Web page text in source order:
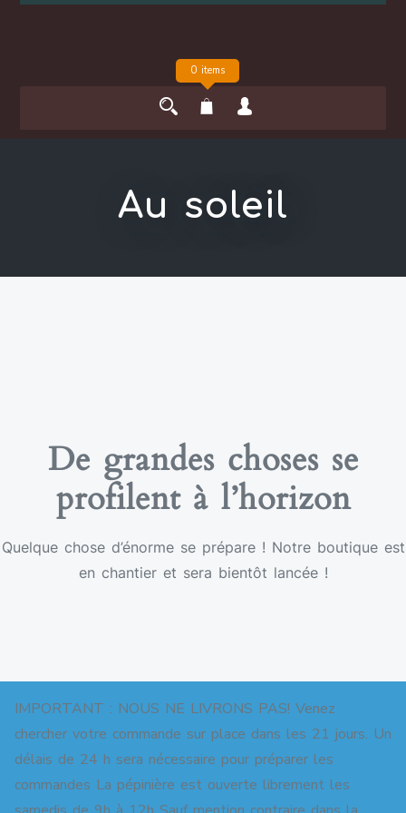
IMPORTANT : NOUS NE LIVRONS PAS! Venez
chercher votre commande sur place dans les 21 jours. Un
délais de 24 h sera nécessaire pour préparer les
commandes La pépinière est ouverte librement les
0 items
Au soleil
De grandes choses se
profilent à l’horizon
Quelque chose d’énorme se prépare ! Notre boutique est
en chantier et sera bientôt lancée !
Copyright © 2026 Pépinière pour jardins-forêts. All